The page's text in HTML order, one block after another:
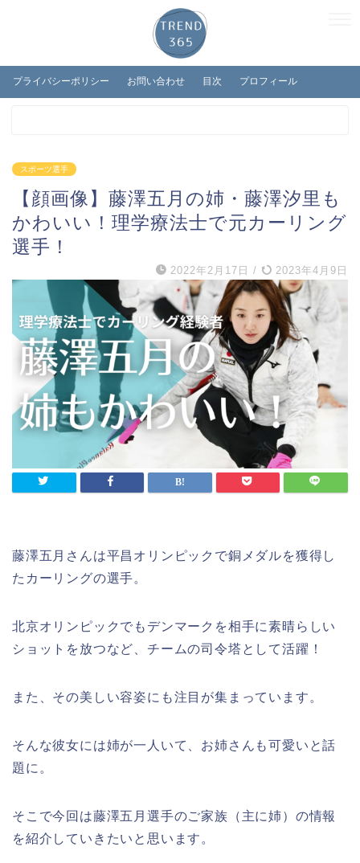
プライバシーポリシー お問い合わせ 目次 プロフィール
スポーツ選手
【顔画像】藤澤五月の姉・藤澤汐里も
かわいい！理学療法士で元カーリング
選手！
2022年2月17日 / 2023年4月9日
藤澤五月さんは平昌オリンピックで銅メダルを獲得し
たカーリングの選手。
北京オリンピックでもデンマークを相手に素晴らしい
ショットを放つなど、チームの司令塔として活躍！
また、その美しい容姿にも注目が集まっています。
そんな彼女には姉が一人いて、お姉さんも可愛いと話
題に。
そこで今回は藤澤五月選手のご家族（主に姉）の情報
を紹介していきたいと思います。